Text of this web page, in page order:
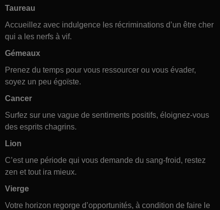
Taureau
Accueillez avec indulgence les récriminations d’un être cher
qui a les nerfs à vif.
Gémeaux
Prenez du temps pour vous ressourcer ou vous évader,
soyez un peu égoïste.
Cancer
Surfez sur une vague de sentiments positifs, éloignez-vous
des esprits chagrins.
Lion
C’est une période qui vous demande du sang-froid, restez
zen et tout ira mieux.
Vierge
Votre horizon regorge d’opportunités, à condition de faire le